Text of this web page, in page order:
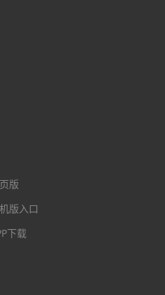
版
版入口
下载